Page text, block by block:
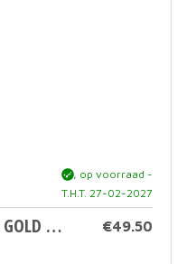
ja, op voorraad -
T.H.T. 27-02-2027
PROBIOTICUM GOLD 90 CAPS €49.50